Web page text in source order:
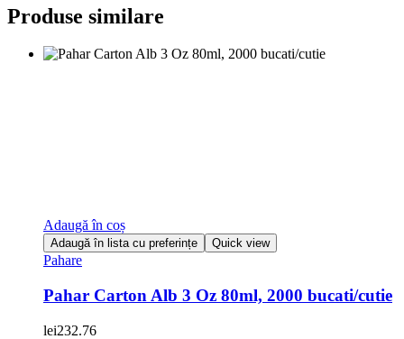
Produse similare
Adaugă în coș
Adaugă în lista cu preferințe Quick view
Pahare
Pahar Carton Alb 3 Oz 80ml, 2000 bucati/cutie
lei232.76